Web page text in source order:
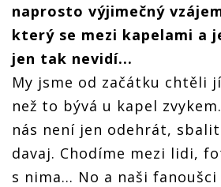
naprosto výjimečný
který se mezi kapelami a
jen tak nevidí...
My jsme od začátku chtěli
než to bývá u kapel
nás není jen odehrát,
davaj. Chodíme mezi lidi,
s nima... No a naši